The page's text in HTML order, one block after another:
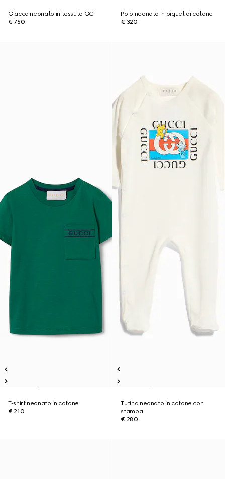
Giacca neonato in tessuto GG
€ 750
Polo neonato in piquet di cotone
€ 320
T-shirt neonato in cotone
€ 210
Tutina neonato in cotone con
stampa
€ 280